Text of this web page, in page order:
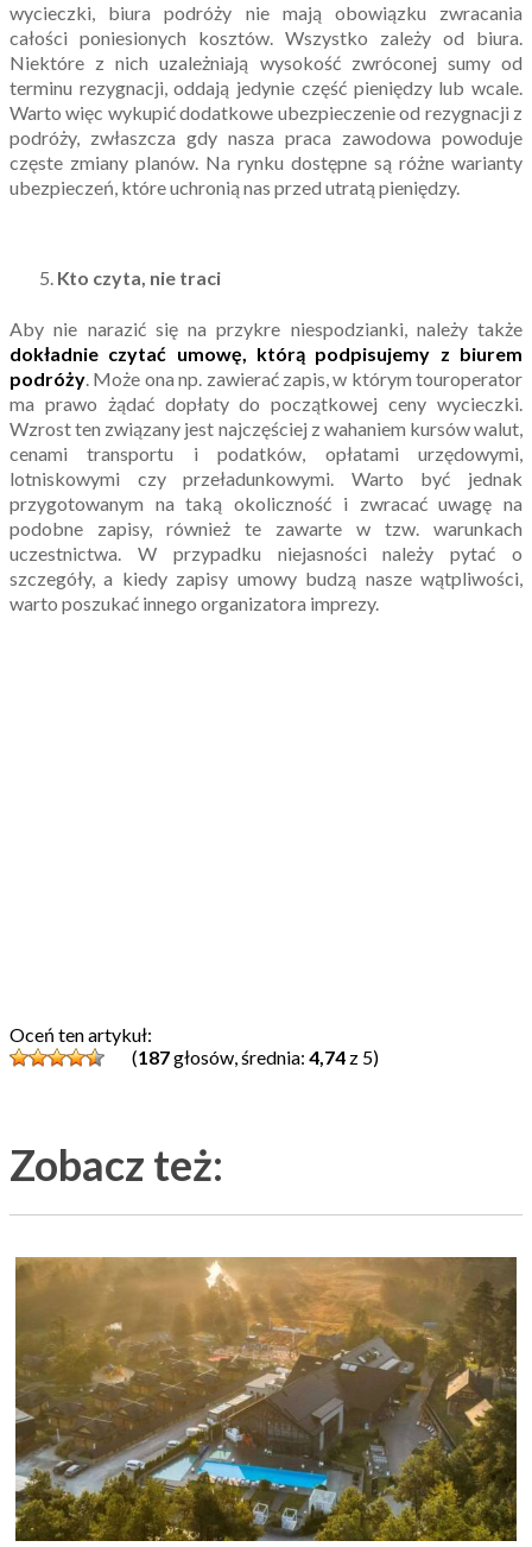
wycieczki, biura podróży nie mają obowiązku zwracania
całości poniesionych kosztów. Wszystko zależy od biura.
Niektóre z nich uzależniają wysokość zwróconej sumy od
terminu rezygnacji, oddają jedynie część pieniędzy lub wcale.
Warto więc wykupić dodatkowe ubezpieczenie od rezygnacji z
podróży, zwłaszcza gdy nasza praca zawodowa powoduje
częste zmiany planów. Na rynku dostępne są różne warianty
ubezpieczeń, które uchronią nas przed utratą pieniędzy.
Kto czyta, nie traci
Aby nie narazić się na przykre niespodzianki, należy także
dokładnie czytać umowę, którą podpisujemy z biurem
podróży. Może ona np. zawierać zapis, w którym touroperator
ma prawo żądać dopłaty do początkowej ceny wycieczki.
Wzrost ten związany jest najczęściej z wahaniem kursów walut,
cenami transportu i podatków, opłatami urzędowymi,
lotniskowymi czy przeładunkowymi. Warto być jednak
przygotowanym na taką okoliczność i zwracać uwagę na
podobne zapisy, również te zawarte w tzw. warunkach
uczestnictwa. W przypadku niejasności należy pytać o
szczegóły, a kiedy zapisy umowy budzą nasze wątpliwości,
warto poszukać innego organizatora imprezy.
Oceń ten artykuł:
(187głosów, średnia: 4,74 z 5)
Zobacz też: